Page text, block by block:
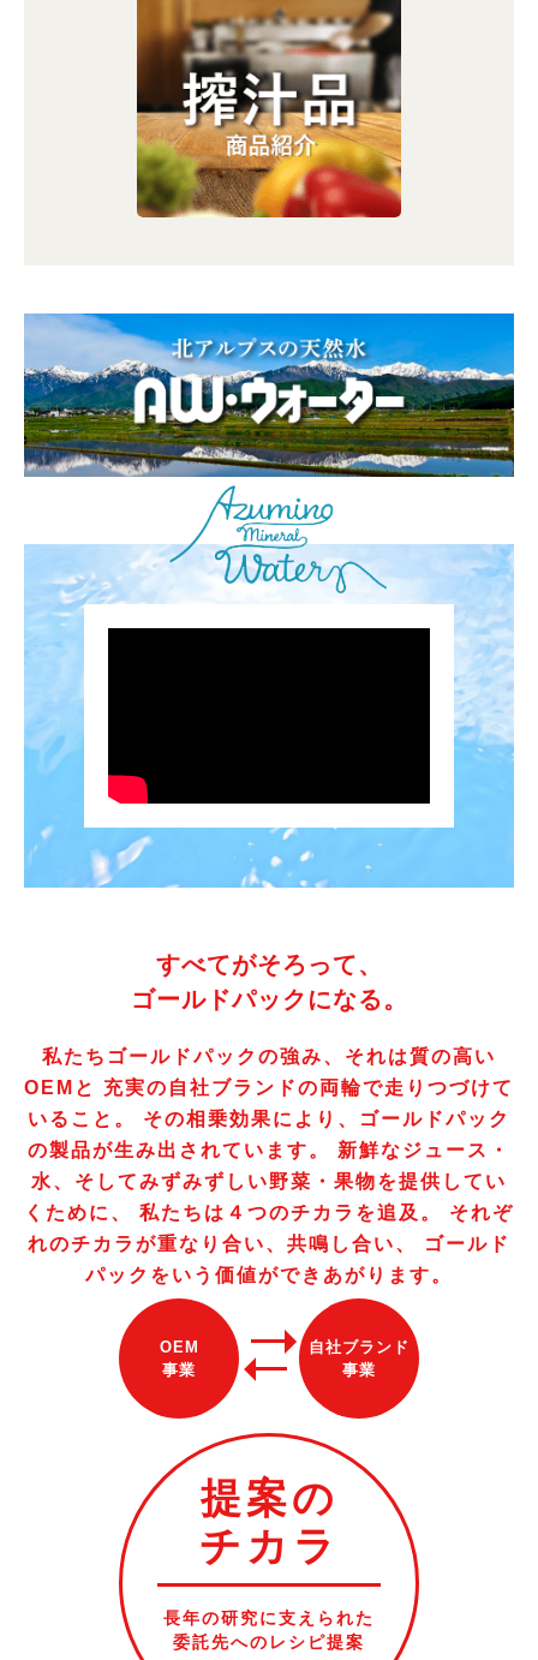
すべてがそろって、
ゴールドパックになる。
私たちゴールドパックの強み、それは質の高い
OEMと
充実の自社ブランドの両輪で走りつづけて
いること。
その相乗効果により、ゴールドパック
の製品が生み出されています。
新鮮なジュース・
水、そしてみずみずしい野菜・果物を提供してい
くために、
私たちは４つのチカラを追及。
それぞ
れのチカラが重なり合い、共鳴し合い、
ゴールド
パックをいう価値ができあがります。
OEM
事業
自社ブランド
事業
提案の
チカラ
長年の研究に支えられた
委託先へのレシピ提案